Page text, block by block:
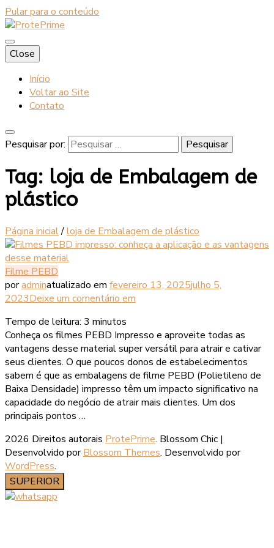
Pular para o conteúdo
ProtePrime
Blog
Close
Início
Voltar ao Site
Contato
Pesquisar por:
Tag: loja de Embalagem de
plástico
Página inicial/loja de Embalagem de plástico
Filme PEBD
poradminatualizado em fevereiro 13, 2025julho 5,
2023Deixe um comentário em
Tempo de leitura: 3 minutos
Conheça os filmes PEBD Impresso e aproveite todas as
vantagens desse material super versátil para atrair e cativar
seus clientes. O que poucos donos de estabelecimentos
sabem é que as embalagens de filme PEBD (Polietileno de
Baixa Densidade) impresso têm um impacto significativo na
capacidade do negócio de atrair mais clientes. Um dos
principais pontos …
2026 Direitos autorais ProtePrime. Blossom Chic |
Desenvolvido porBlossom Themes. Desenvolvido por
WordPress.
SUPERIOR